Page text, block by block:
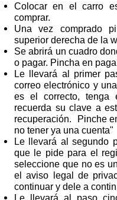
Colocar en el carro
comprar.
Una vez comprado
superior derecha de la
Se abrirá un cuadro
o pagar. Pincha en
Le llevará al primer
correo electrónico y
es el correcto,
recuerda su clave a
recuperación. Pinche
no tener ya una cuenta"
Le llevará al segundo
que le pide para el
seleccione que no es
el aviso legal de
continuar y dele a
Le llevará al paso